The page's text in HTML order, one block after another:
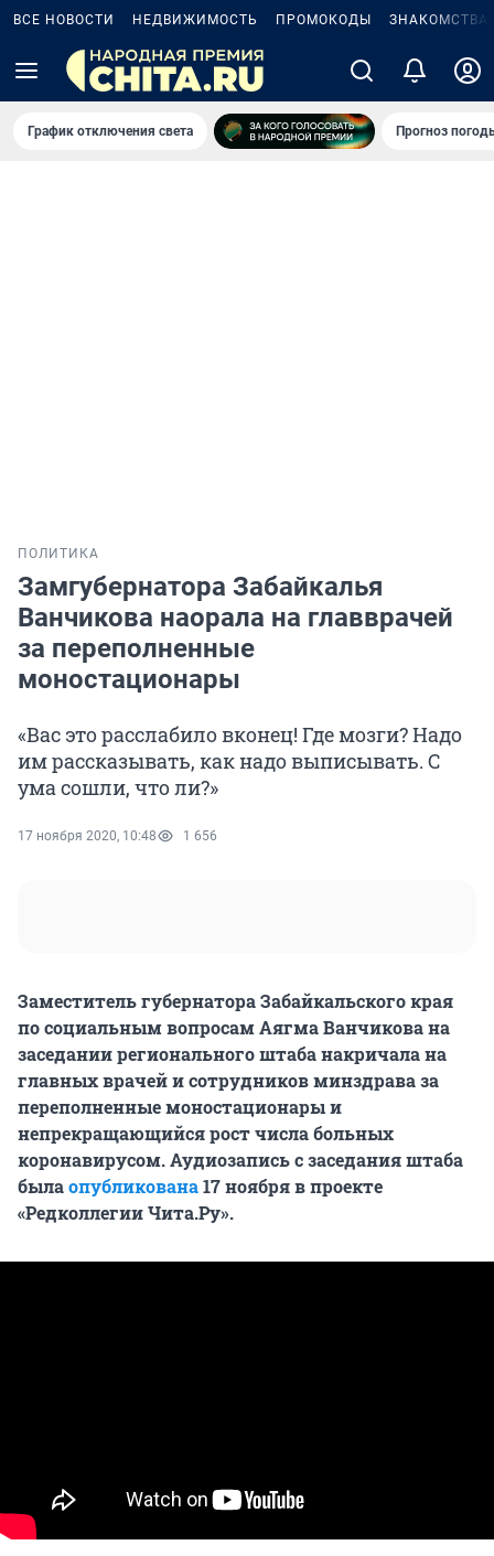
ВСЕ НОВОСТИ НЕДВИЖИМОСТЬ ПРОМОКОДЫ ЗНАКОМСТВА
График отключения света Прогноз
ПОЛИТИКА
Замгубернатора Забайкалья
Ванчикова наорала на главврачей
за переполненные
моностационары
«Вас это расслабило вконец! Где мозги? Надо
им рассказывать, как надо выписывать. С
ума сошли, что ли?»
17 ноября 2020, 10:48 1 656
Заместитель губернатора Забайкальского края
по социальным вопросам Аягма Ванчикова на
заседании регионального штаба накричала на
главных врачей и сотрудников минздрава за
переполненные моностационары и
непрекращающийся рост числа больных
коронавирусом. Аудиозапись с заседания штаба
былаопубликована17 ноября в проекте
«Редколлегии Чита.Ру».